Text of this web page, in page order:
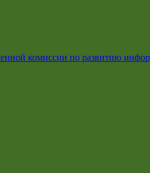
комиссии по развитию